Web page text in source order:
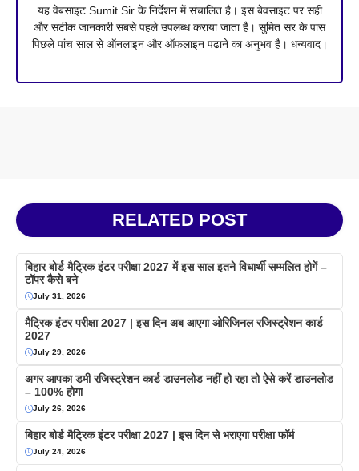
यह वेबसाइट Sumit Sir के निर्देशन में संचालित है। इस बेवसाइट पर सही
और सटीक जानकारी सबसे पहले उपलब्ध कराया जाता है। सुमित सर के पास
पिछले पांच साल से ऑनलाइन और ऑफलाइन पढाने का अनुभव है। धन्यवाद।
RELATED POST
बिहार बोर्ड मैट्रिक इंटर परीक्षा 2027 में इस साल इतने विधार्थी सम्मलित होगें –
टॉपर कैसे बने
July 31, 2026
मैट्रिक इंटर परीक्षा 2027 | इस दिन अब आएगा ओरिजिनल रजिस्ट्रेशन कार्ड
2027
July 29, 2026
अगर आपका डमी रजिस्ट्रेशन कार्ड डाउनलोड नहीं हो रहा तो ऐसे करें डाउनलोड
– 100% होगा
July 26, 2026
बिहार बोर्ड मैट्रिक इंटर परीक्षा 2027 | इस दिन से भराएगा परीक्षा फॉर्म
July 24, 2026